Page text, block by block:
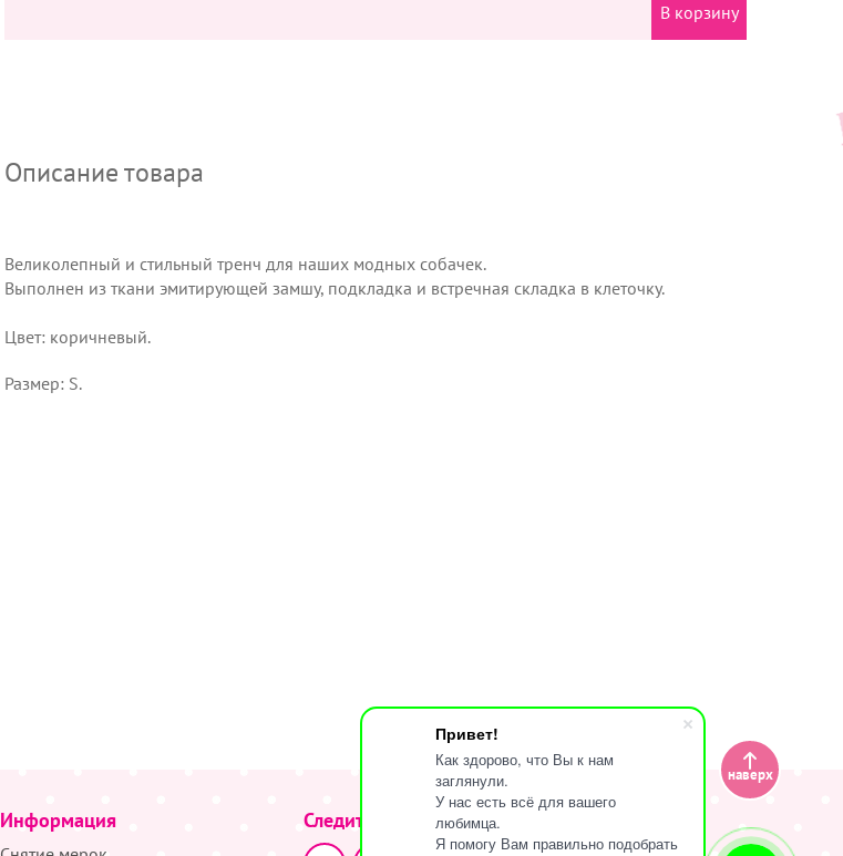
Привет!
Как здорово, что Вы к нам
заглянули.
У нас есть всё для вашего
любимца.
Я помогу Вам правильно подобрать
В корзину
Описание товара
Великолепный и стильный тренч для наших модных собачек.
Выполнен из ткани эмитирующей замшу, подкладка и встречная складка в клеточку.
Цвет: коричневый.
Размер: S.
Информация Следите за нами
наверх